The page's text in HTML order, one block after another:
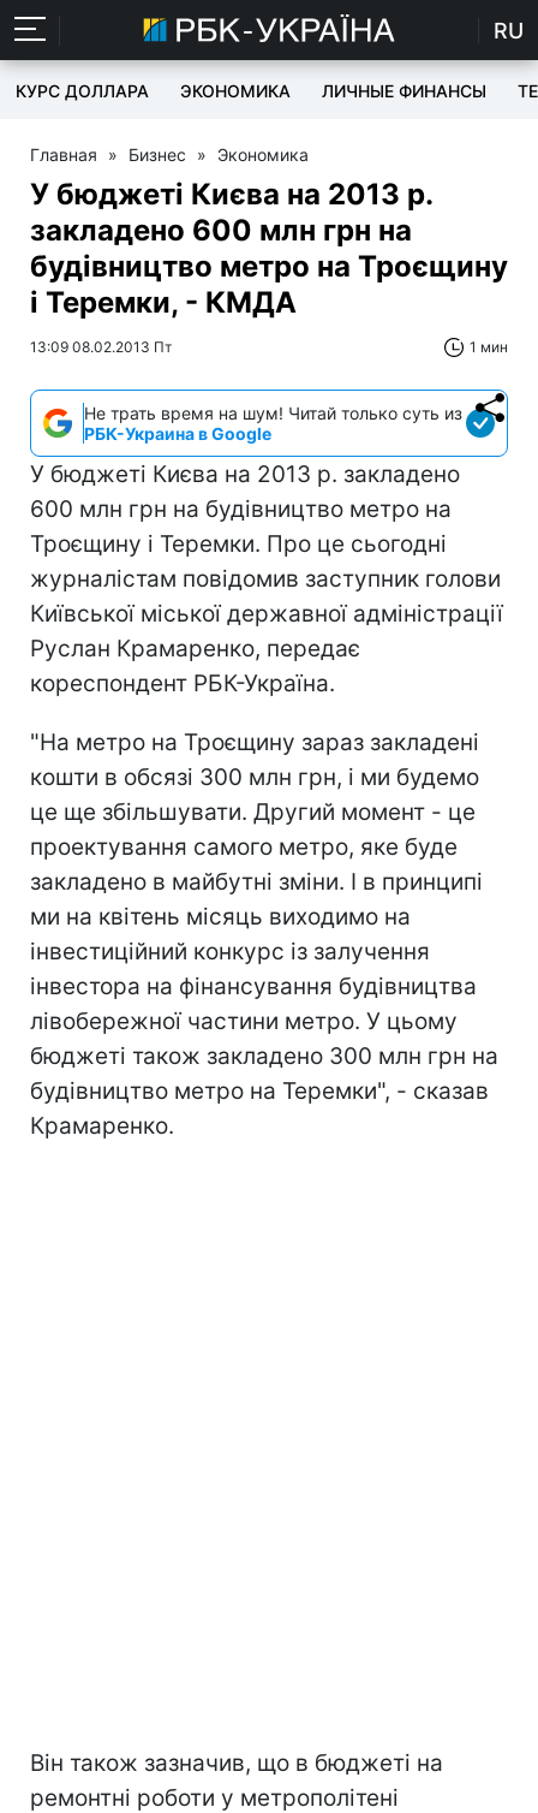
RU
КУРС ДОЛЛАРА ЭКОНОМИКА ЛИЧНЫЕ ФИНАНСЫ
Главная » Бизнес » Экономика
У бюджеті Києва на 2013 р.
закладено 600 млн грн на
будівництво метро на Троєщину
і Теремки, - КМДА
13:09 08.02.2013 Пт 1 мин
Не трать время на шум! Читай только суть из
РБК-Украина в Google
У бюджеті Києва на 2013 р. закладено
600 млн грн на будівництво метро на
Троєщину і Теремки. Про це сьогодні
журналістам повідомив заступник голови
Київської міської державної адміністрації
Руслан Крамаренко, передає
кореспондент РБК-Україна.
"На метро на Троєщину зараз закладені
кошти в обсязі 300 млн грн, і ми будемо
це ще збільшувати. Другий момент - це
проектування самого метро, яке буде
закладено в майбутні зміни. І в принципі
ми на квітень місяць виходимо на
інвестиційний конкурс із залучення
інвестора на фінансування будівництва
лівобережної частини метро. У цьому
бюджеті також закладено 300 млн грн на
будівництво метро на Теремки", - сказав
Крамаренко.
Він також зазначив, що в бюджеті на
ремонтні роботи у метрополітені